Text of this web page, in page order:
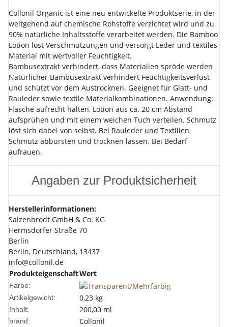
Collonil Organic ist eine neu entwickelte Produktserie, in der
weitgehend auf chemische Rohstoffe verzichtet wird und zu
90% natürliche Inhaltsstoffe verarbeitet werden. Die Bamboo
Lotion löst Verschmutzungen und versorgt Leder und textiles
Material mit wertvoller Feuchtigkeit.
Bambusextrakt verhindert, dass Materialien spröde werden
Natürlicher Bambusextrakt verhindert Feuchtigkeitsverlust
und schützt vor dem Austrocknen. Geeignet für Glatt- und
Rauleder sowie textile Materialkombinationen. Anwendung:
Flasche aufrecht halten, Lotion aus ca. 20 cm Abstand
aufsprühen und mit einem weichen Tuch verteilen. Schmutz
löst sich dabei von selbst. Bei Rauleder und Textilien
Schmutz abbürsten und trocknen lassen. Bei Bedarf
aufrauen.
Angaben zur Produktsicherheit
Herstellerinformationen:
Salzenbrodt GmbH & Co. KG
Hermsdorfer Straße 70
Berlin
Berlin, Deutschland, 13437
info@collonil.de
ProdukteigenschaftWert
Farbe:
Artikelgewicht:
0,23 kg
Inhalt: 200,00 ml
brand: Collonil